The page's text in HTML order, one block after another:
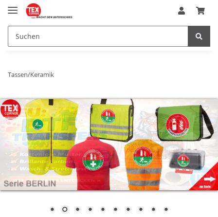
Tassen/Keramik